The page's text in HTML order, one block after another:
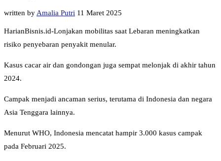
written byAmalia Putri 11 Maret 2025
HarianBisnis.id-Lonjakan mobilitas saat Lebaran meningkatkan
risiko penyebaran penyakit menular.
Kasus cacar air dan gondongan juga sempat melonjak di akhir tahun
2024.
Campak menjadi ancaman serius, terutama di Indonesia dan negara
Asia Tenggara lainnya.
Menurut WHO, Indonesia mencatat hampir 3.000 kasus campak
pada Februari 2025.